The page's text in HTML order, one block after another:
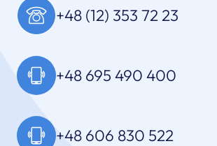
+48 (12) 353 72 23
+48 695 490 400
+48 606 830 522